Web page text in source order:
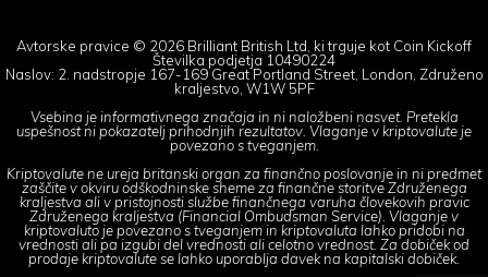
Avtorske pravice © 2026 Brilliant British Ltd, ki trguje kot Coin Kickoff
Številka podjetja 10490224
Naslov: 2. nadstropje 167-169 Great Portland Street, London, Združeno
kraljestvo, W1W 5PF
Vsebina je informativnega značaja in ni naložbeni nasvet. Pretekla
uspešnost ni pokazatelj prihodnjih rezultatov. Vlaganje v kriptovalute je
povezano s tveganjem.
Kriptovalute ne ureja britanski organ za finančno poslovanje in ni predmet
zaščite v okviru odškodninske sheme za finančne storitve Združenega
kraljestva ali v pristojnosti službe finančnega varuha človekovih pravic
Združenega kraljestva (Financial Ombudsman Service). Vlaganje v
kriptovaluto je povezano s tveganjem in kriptovaluta lahko pridobi na
vrednosti ali pa izgubi del vrednosti ali celotno vrednost. Za dobiček od
prodaje kriptovalute se lahko uporablja davek na kapitalski dobiček.